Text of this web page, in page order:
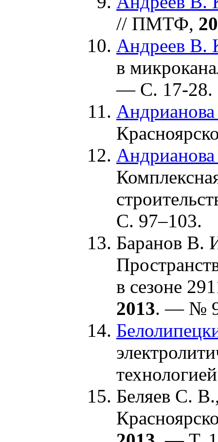
// ПМТФ,
Андреев В.
в
— С. 17-28.
С. 97–103.
Баранов В.
в сезоне 29
2013. — №
Беляев С. В.